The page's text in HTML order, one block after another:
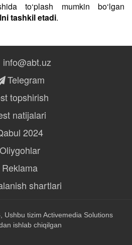
to‘plash mumkin bo‘lgan
tashkil etadi.
info@abt.uz
Telegram
topshirish
natijalari
2024
Oliygohlar
Reklama
shartlari
Ushbu tizim Activemedia Solutions
ishlab chiqilgan